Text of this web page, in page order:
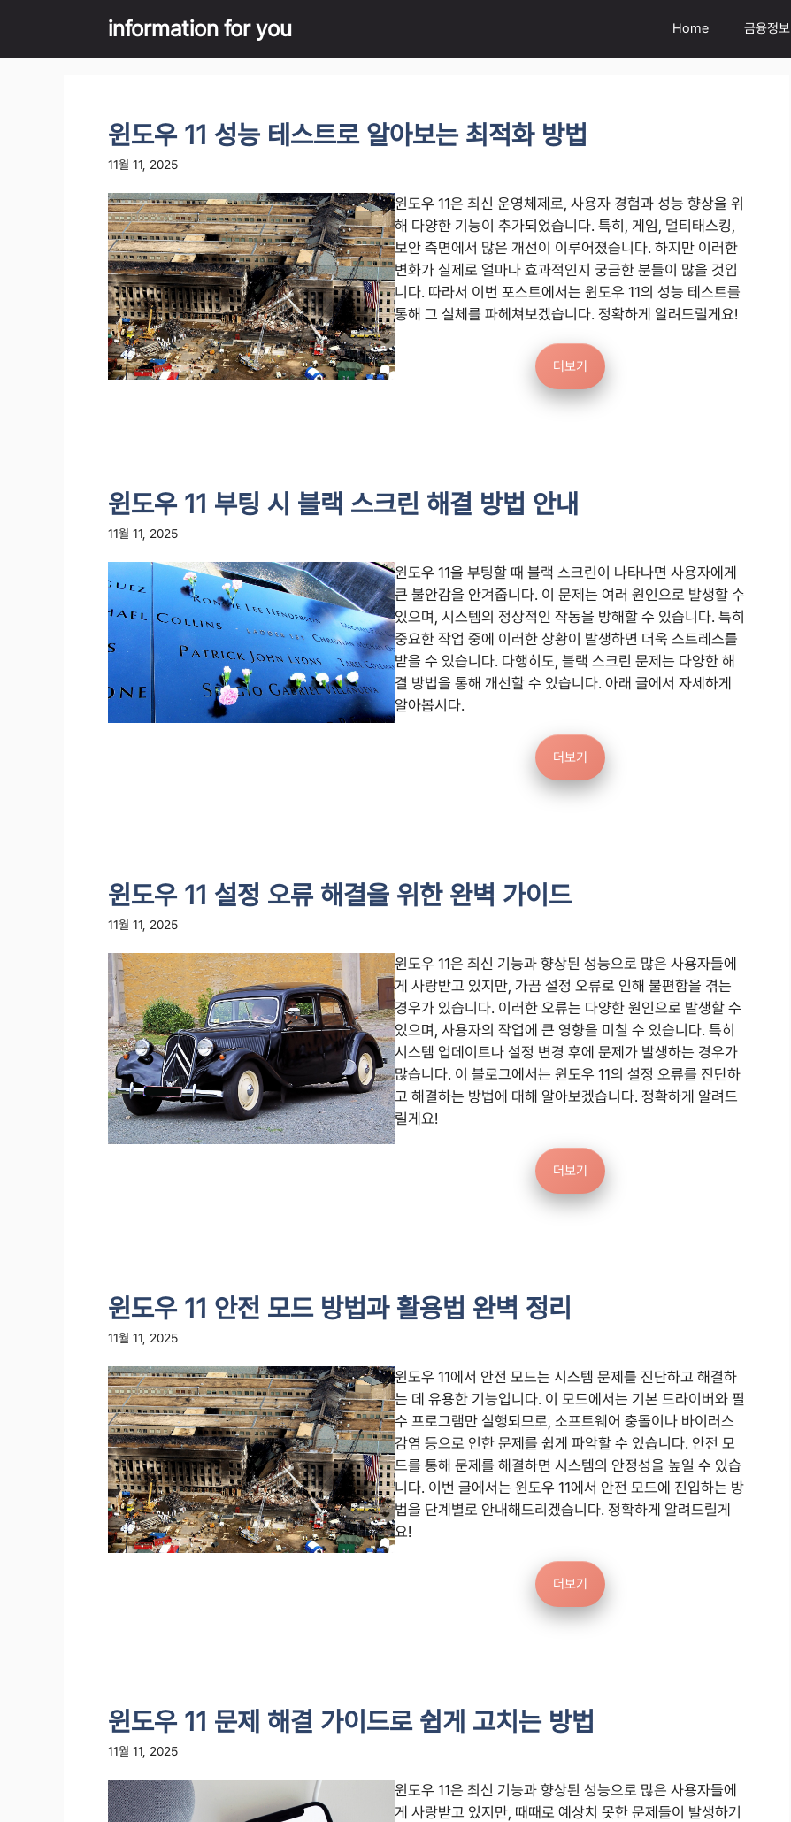
content
information for you Home 금융정보
윈도우 11 성능 테스트로 알아보는 최적화 방법
11월 11, 2025
윈도우 11은 최신 운영체제로, 사용자 경험과 성능 향상을 위
해 다양한 기능이 추가되었습니다. 특히, 게임, 멀티태스킹,
보안 측면에서 많은 개선이 이루어졌습니다. 하지만 이러한
변화가 실제로 얼마나 효과적인지 궁금한 분들이 많을 것입
니다. 따라서 이번 포스트에서는 윈도우 11의 성능 테스트를
통해 그 실체를 파헤쳐보겠습니다. 정확하게 알려드릴게요!
더보기
윈도우 11 부팅 시 블랙 스크린 해결 방법 안내
11월 11, 2025
윈도우 11을 부팅할 때 블랙 스크린이 나타나면 사용자에게
큰 불안감을 안겨줍니다. 이 문제는 여러 원인으로 발생할 수
있으며, 시스템의 정상적인 작동을 방해할 수 있습니다. 특히
중요한 작업 중에 이러한 상황이 발생하면 더욱 스트레스를
받을 수 있습니다. 다행히도, 블랙 스크린 문제는 다양한 해
결 방법을 통해 개선할 수 있습니다. 아래 글에서 자세하게
알아봅시다.
더보기
윈도우 11 설정 오류 해결을 위한 완벽 가이드
11월 11, 2025
윈도우 11은 최신 기능과 향상된 성능으로 많은 사용자들에
게 사랑받고 있지만, 가끔 설정 오류로 인해 불편함을 겪는
경우가 있습니다. 이러한 오류는 다양한 원인으로 발생할 수
있으며, 사용자의 작업에 큰 영향을 미칠 수 있습니다. 특히
시스템 업데이트나 설정 변경 후에 문제가 발생하는 경우가
많습니다. 이 블로그에서는 윈도우 11의 설정 오류를 진단하
고 해결하는 방법에 대해 알아보겠습니다. 정확하게 알려드
릴게요!
더보기
윈도우 11 안전 모드 방법과 활용법 완벽 정리
11월 11, 2025
윈도우 11에서 안전 모드는 시스템 문제를 진단하고 해결하
는 데 유용한 기능입니다. 이 모드에서는 기본 드라이버와 필
수 프로그램만 실행되므로, 소프트웨어 충돌이나 바이러스
감염 등으로 인한 문제를 쉽게 파악할 수 있습니다. 안전 모
드를 통해 문제를 해결하면 시스템의 안정성을 높일 수 있습
니다. 이번 글에서는 윈도우 11에서 안전 모드에 진입하는 방
법을 단계별로 안내해드리겠습니다. 정확하게 알려드릴게
요!
더보기
윈도우 11 문제 해결 가이드로 쉽게 고치는 방법
11월 11, 2025
윈도우 11은 최신 기능과 향상된 성능으로 많은 사용자들에
게 사랑받고 있지만, 때때로 예상치 못한 문제들이 발생하기